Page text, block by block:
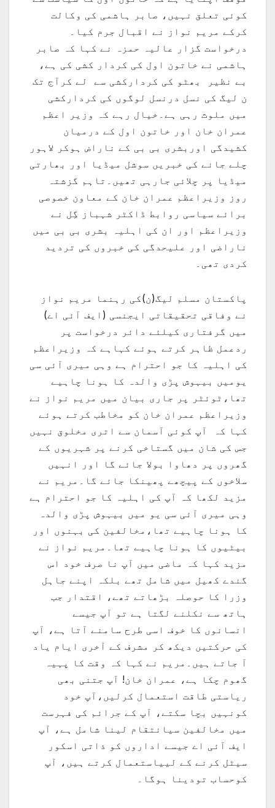
کوئی تعلق نہیں، صابر ہاشمی کی وکالت
کرکے مریم نواز نے اقبال جرم کیا۔
درخواست گزار عالیہ حمزہ نے کہا کہ صابر
ہاشمی نے خاتون اول کی کردار کشی کی ہے،
بے نظیر بھٹو کی کردارکشی سے لے کرآج تک
ن لیگ کی نسل درنسل لوگوں کی کردارکشی
میں ملوث رہی ہے۔خیال رہے کہ وزیر اعظم
عمران خان اور خاتون اول کے درمیان
کشیدگی اوربشری بی بی کے ناراض ہوکر لاہور
چلے جانے کی خبریں سوشل میڈیا اور بھارتی
میڈیا پر چلائی جارہی تھیں۔تاہم گزشتہ
روز وزیراعظم عمران خان کے معاون خصوصی
برائے سیاسی روابط ڈاکٹر شہباز گِل نے
وزیراعظم اور ان کی اہلیہ بشری بی بی میں
ناراضی اور علیحدگی کی خبروں کی تردید
کردی تھی۔
پاکستان مسلم لیگ(ن)کی رہنما مریم نواز
نے وفاقی تحقیقاتی ایجنسی (ایف آئی اے)
میں گرفتاری کیلئے دائر درخواست پر
ردعمل ظاہر کرتے ہوئے کہاہے کہ وزیراعظم
کی اہلیہ کا جو احترام ہے وہی میری آئی سی
یومیں بیہوش پڑی والدہ کا ہونا چاہیے
تھا،ٹوئٹر پر جاری بیان میں مریم نواز نے
وزیراعظم عمران خان کو مخاطب کرتے ہوئے
کہا کہ آپ کوئی آسمان سے اتری مخلوق نہیں
جس کی شان میں گستاخی کرنے پر شہریوں کے
گھروں پر دھاوا بولا جائے گا اور انہیں
سلاخوں کے پیچھے پھینکا جائے گا۔مریم نے
مزید لکھا کہ آپ کی اہلیہ کا جو احترام ہے
وہی میری آئی سی یو میں بیہوش پڑی والدہ
کا ہونا چاہیے تھا،مخالفین کی بہنوں اور
بیٹیوں کا ہونا چاہیے تھا۔مریم نواز نے
مزید کہا کہ ماضی میں آپ نا صرف خود اس
گندے کھیل میں شامل تھے بلکہ اپنے جاہل
وزرا کا حوصلہ بڑھاتے تھے، اقتدار جب
ہاتھ سے نکلنے لگتا ہے تو آپ جیسے
انسانوں کا خوف اسی طرح سامنے آتا ہے، آپ
کی حرکتیں دیکھ کر مشرف کے آخری ایام یاد
آ جاتے ہیں۔مریم نے کہا کہ وقت کا پہیہ
گھوم چکا ہے، عمران خان! آپ جتنی بھی
ریاستی طاقت استعمال کرلیں،آپ خود
کونہیں بچا سکتے، آپ کے جرائم کی فہرست
میں مخالفین سیانتقام لینا شامل ہے، آپ
ایف آئی اے جیسے اداروں کو ذاتی اسکور
سیٹل کرنے کے لییاستعمال کرتے ہیں، آپ
کوحساب تودینا ہوگا۔